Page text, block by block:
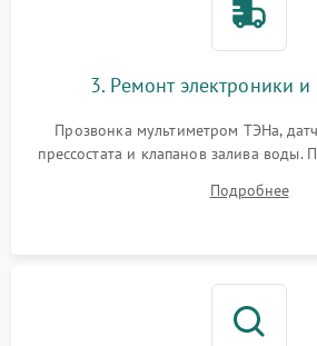
3. Ремонт электроники и
Прозвонка мультиметром ТЭНа,
прессостата и клапанов залива воды.
Восстановление целостности
Подробнее